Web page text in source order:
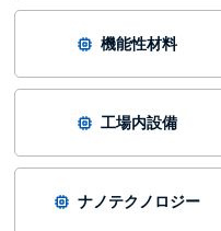
機能性材料
工場内設備
ナノテクノロジー